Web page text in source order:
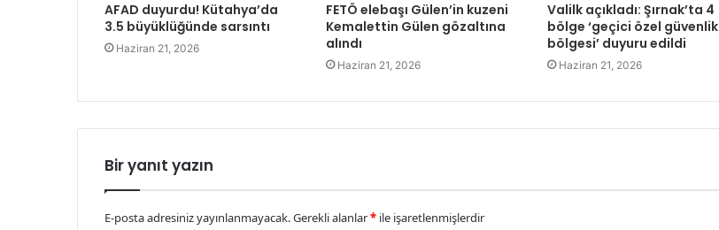
AFAD duyurdu! Kütahya’da
3.5 büyüklüğünde sarsıntı
Haziran 21, 2026
FETÖ elebaşı Gülen’in kuzeni
Kemalettin Gülen gözaltına
alındı
Haziran 21, 2026
Valilk açıkladı: Şırnak’ta 4
bölge ‘geçici özel güvenlik
bölgesi’ duyuru edildi
Haziran 21, 2026
Bir yanıt yazın
E-posta adresiniz yayınlanmayacak.Gerekli alanlar* ile işaretlenmişlerdir